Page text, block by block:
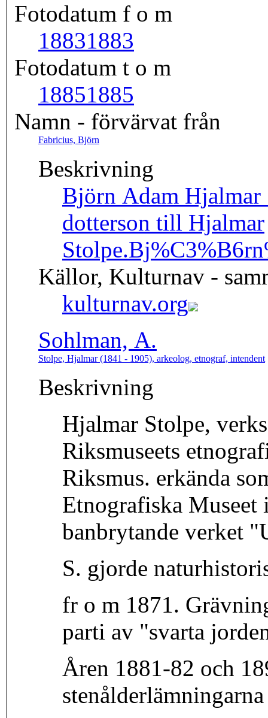
Fotodatum f o m
18831883
Fotodatum t o m
18851885
Namn - förvärvat från
Fabricius, Björn
Beskrivning
Björn Adam Hjalmar
dotterson till Hjalmar
Stolpe.
Källor, Kulturnav -
kulturnav.org
Sohlman, A.
Stolpe, Hjalmar (1841 - 1905), arkeolog, etnograf, intendent
Beskrivning
Hjalmar Stolpe,
Riksmuseets etnografiska avd. från 1903
Riksmus. erkända
Etnografiska Museet
banbrytande verket
S. gjorde
fr o m 1871.
parti av "svarta
Åren 1881-82 och